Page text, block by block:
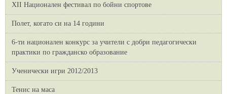
XII Национален фестивал по бойни спортове
Полет, когато си на 14 години
6-ти национален конкурс за учители с добри педагогически
практики по гражданско образование
Ученически игри 2012/2013
Тенис на маса